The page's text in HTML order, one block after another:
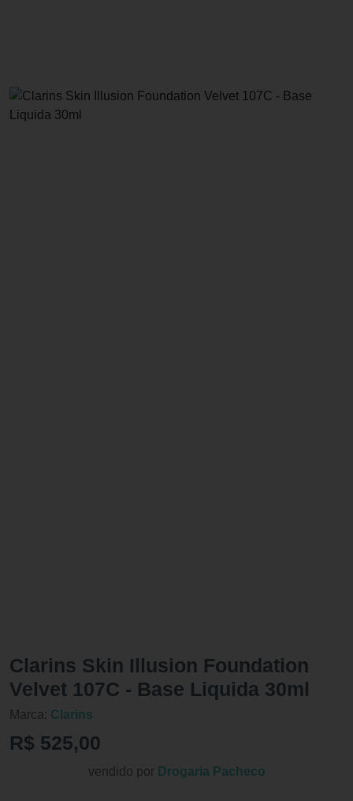
Clarins Skin Illusion Foundation
Velvet 107C - Base Liquida 30ml
Marca: Clarins
R$ 525,00
vendido por Drogaria Pacheco